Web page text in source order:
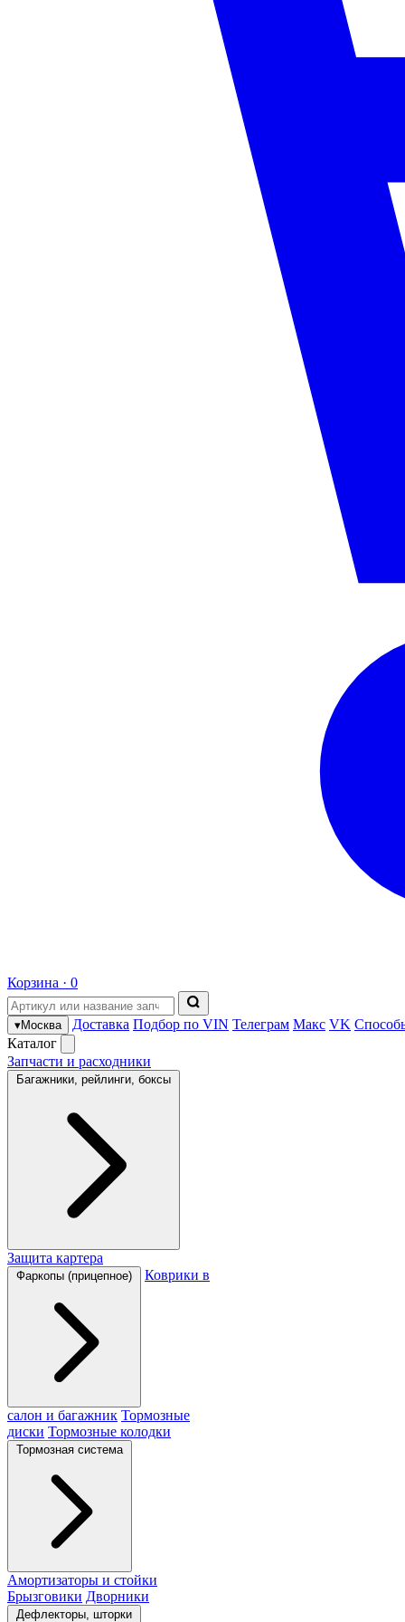
Корзина · 0
▾Москва Доставка Подбор по VIN Телеграм Макс VK
Каталог
Запчасти и расходники
Багажники, рейлинги, боксы
Защита картера
Фаркопы (прицепное) Коврики в
салон и багажник Тормозные
диски Тормозные колодки
Тормозная система
Амортизаторы и стойки
Брызговики Дворники
Дефлекторы, шторки